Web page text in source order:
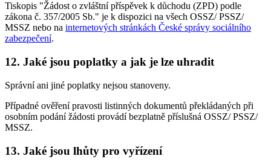
Tiskopis "Žádost o zvláštní příspěvek k důchodu (ZPD) podle
zákona č. 357/2005 Sb." je k dispozici na všech OSSZ/ PSSZ/
MSSZ nebo na internetových stránkách České správy sociálního
zabezpečení.
12. Jaké jsou poplatky a jak je lze uhradit
Správní ani jiné poplatky nejsou stanoveny.
Případné ověření pravosti listinných dokumentů překládaných při
osobním podání žádosti provádí bezplatně příslušná OSSZ/ PSSZ/
MSSZ.
13. Jaké jsou lhůty pro vyřízení